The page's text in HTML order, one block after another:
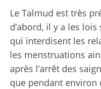
Le Talmud est très
d’abord, il y a les
qui interdisent les
les menstruations
après l’arrêt des
que pendant environ